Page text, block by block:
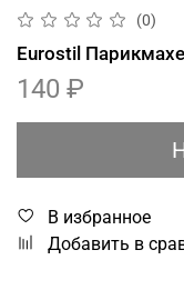
(0)
Eurostil
140 ₽
В избранное
Добавить в